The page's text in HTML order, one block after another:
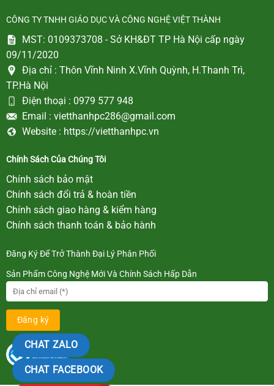
CÔNG TY TNHH GIÁO DỤC VÀ CÔNG NGHỆ VIỆT THÀNH
MST: 0109373708 - Sở KH&ĐT TP Hà Nội cấp ngày
09/11/2020
Địa chỉ : Thôn Vĩnh Ninh X.Vĩnh Quỳnh, H.Thanh Trì,
TP.Hà Nội
Điện thoại : 0979 577 948
Email : vietthanhpc286@gmail.com
Website : https://vietthanhpc.vn
Chính Sách Của Chúng Tôi
Chính sách bảo mật
Chính sách đổi trả & hoàn tiền
Chính sách giao hàng & kiểm hàng
Chính sách thanh toán & bảo hành
Đăng Ký Để Trở Thành Đại Lý Phân Phối
Sản Phẩm Công Nghệ Mới Và Chính Sách Hấp Dẫn
CHAT ZALO
CHAT FACEBOOK